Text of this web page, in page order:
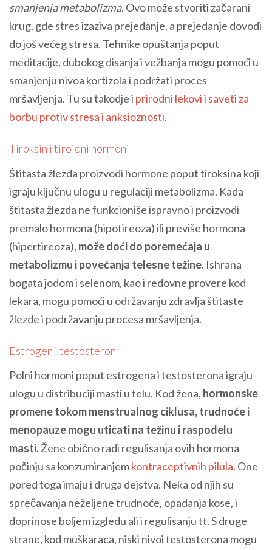
smanjenja metabolizma.Ovo može stvoriti začarani
krug, gde stres izaziva prejedanje, a prejedanje dovodi
do još većeg stresa. Tehnike opuštanja poput
meditacije, dubokog disanja i vežbanja mogu pomoći u
smanjenju nivoa kortizola i podržati proces
mršavljenja. Tu su takodje i prirodni lekovi i saveti za
borbu protiv stresa i anksioznosti.
Tiroksin i tiroidni hormoni
Štitasta žlezda proizvodi hormone poput tiroksina koji
igraju ključnu ulogu u regulaciji metabolizma. Kada
štitasta žlezda ne funkcioniše ispravno i proizvodi
premalo hormona (hipotireoza) ili previše hormona
(hipertireoza), može doći do poremećaja u
metabolizmu i povećanja telesne težine. Ishrana
bogata jodom i selenom, kao i redovne provere kod
lekara, mogu pomoći u održavanju zdravlja štitaste
žlezde i podržavanju procesa mršavljenja.
Estrogen i testosteron
Polni hormoni poput estrogena i testosterona igraju
ulogu u distribuciji masti u telu. Kod žena, hormonske
promene tokom menstrualnog ciklusa, trudnoće i
menopauze mogu uticati na težinu i raspodelu
masti.Žene obično radi regulisanja ovih hormona
počinju sa konzumiranjemkontraceptivnih pilula. One
pored toga imaju i druga dejstva. Neka od njih su
sprečavanja neželjene trudnoće, opadanja kose, i
doprinose boljem izgledu ali i regulisanju tt. S druge
strane, kod muškaraca, niski nivoi testosterona mogu